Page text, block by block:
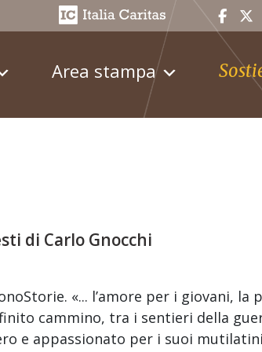
Area stampa
di Carlo Gnocchi
«... l’amore per i giovani, la
cammino, tra i sentieri della
e appassionato per i suoi